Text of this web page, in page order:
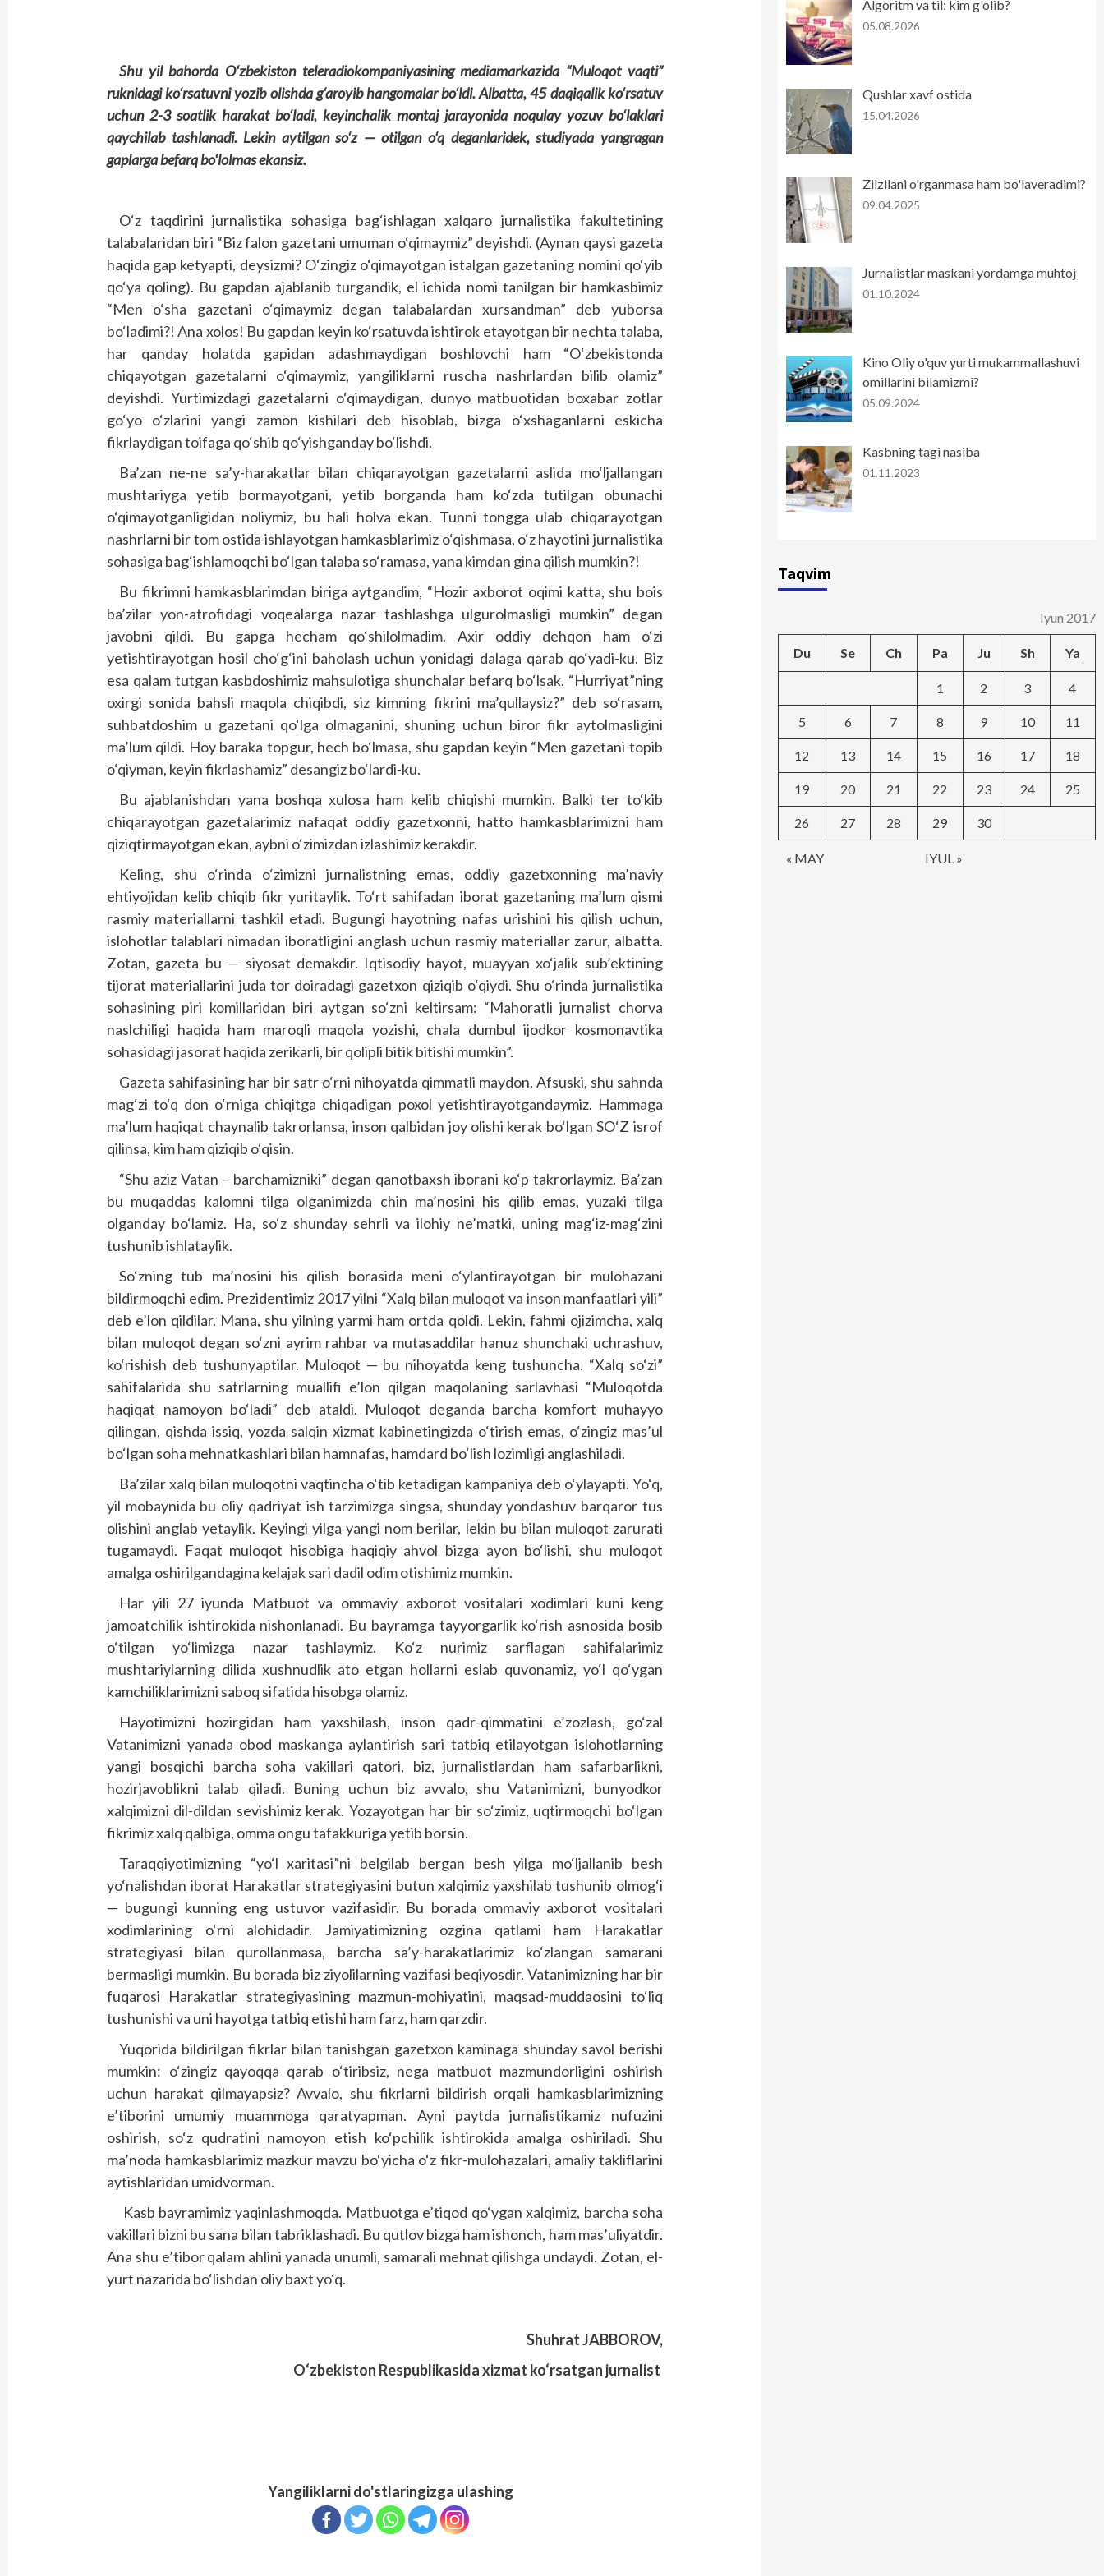
Shu yil bahorda O‘zbekiston teleradiokompaniyasining mediamarkazida “Muloqot vaqti”
ruknidagi ko‘rsatuvni yozib olishda g‘aroyib hangomalar bo‘ldi. Albatta, 45 daqiqalik ko‘rsatuv
uchun 2-3 soatlik harakat bo‘ladi, keyinchalik montaj jarayonida noqulay yozuv bo‘laklari
qaychilab tashlanadi. Lekin aytilgan so‘z — otilgan o‘q deganlaridek, studiyada yangragan
gaplarga befarq bo‘lolmas ekansiz.
O‘z taqdirini jurnalistika sohasiga bag‘ishlagan xalqaro jurnalistika fakultetining
talabalaridan biri “Biz falon gazetani umuman o‘qimaymiz” deyishdi. (Aynan qaysi gazeta
haqida gap ketyapti, deysizmi? O‘zingiz o‘qimayotgan istalgan gazetaning nomini qo‘yib
qo‘ya qoling). Bu gapdan ajablanib turgandik, el ichida nomi tanilgan bir hamkasbimiz
“Men o‘sha gazetani o‘qimaymiz degan talabalardan xursandman” deb yuborsa
bo‘ladimi?! Ana xolos! Bu gapdan keyin ko‘rsatuvda ishtirok etayotgan bir nechta talaba,
har qanday holatda gapidan adashmaydigan boshlovchi ham “O‘zbekistonda
chiqayotgan gazetalarni o‘qimaymiz, yangiliklarni ruscha nashrlardan bilib olamiz”
deyishdi. Yurtimizdagi gazetalarni o‘qimaydigan, dunyo matbuotidan boxabar zotlar
go‘yo o‘zlarini yangi zamon kishilari deb hisoblab, bizga o‘xshaganlarni eskicha
fikrlaydigan toifaga qo‘shib qo‘yishganday bo‘lishdi.
Ba’zan ne-ne sa’y-harakatlar bilan chiqarayotgan gazetalarni aslida mo‘ljallangan
mushtariyga yetib bormayotgani, yetib borganda ham ko‘zda tutilgan obunachi
o‘qimayotganligidan noliymiz, bu hali holva ekan. Tunni tongga ulab chiqarayotgan
nashrlarni bir tom ostida ishlayotgan hamkasblarimiz o‘qishmasa, o‘z hayotini jurnalistika
sohasiga bag‘ishlamoqchi bo‘lgan talaba so‘ramasa, yana kimdan gina qilish mumkin?!
Bu fikrimni hamkasblarimdan biriga aytgandim, “Hozir axborot oqimi katta, shu bois
ba’zilar yon-atrofidagi voqealarga nazar tashlashga ulgurolmasligi mumkin” degan
javobni qildi. Bu gapga hecham qo‘shilolmadim. Axir oddiy dehqon ham o‘zi
yetishtirayotgan hosil cho‘g‘ini baholash uchun yonidagi dalaga qarab qo‘yadi-ku. Biz
esa qalam tutgan kasbdoshimiz mahsulotiga shunchalar befarq bo‘lsak. “Hurriyat”ning
oxirgi sonida bahsli maqola chiqibdi, siz kimning fikrini ma’qullaysiz?” deb so‘rasam,
suhbatdoshim u gazetani qo‘lga olmaganini, shuning uchun biror fikr aytolmasligini
ma’lum qildi. Hoy baraka topgur, hech bo‘lmasa, shu gapdan keyin “Men gazetani topib
o‘qiyman, keyin fikrlashamiz” desangiz bo‘lardi-ku.
Bu ajablanishdan yana boshqa xulosa ham kelib chiqishi mumkin. Balki ter to‘kib
chiqarayotgan gazetalarimiz nafaqat oddiy gazetxonni, hatto hamkasblarimizni ham
qiziqtirmayotgan ekan, aybni o‘zimizdan izlashimiz kerakdir.
Keling, shu o‘rinda o‘zimizni jurnalistning emas, oddiy gazetxonning ma’naviy
ehtiyojidan kelib chiqib fikr yuritaylik. To‘rt sahifadan iborat gazetaning ma’lum qismi
rasmiy materiallarni tashkil etadi. Bugungi hayotning nafas urishini his qilish uchun,
islohotlar talablari nimadan iboratligini anglash uchun rasmiy materiallar zarur, albatta.
Zotan, gazeta bu — siyosat demakdir. Iqtisodiy hayot, muayyan xo‘jalik sub’ektining
tijorat materiallarini juda tor doiradagi gazetxon qiziqib o‘qiydi. Shu o‘rinda jurnalistika
sohasining piri komillaridan biri aytgan so‘zni keltirsam: “Mahoratli jurnalist chorva
naslchiligi haqida ham maroqli maqola yozishi, chala dumbul ijodkor kosmonavtika
sohasidagi jasorat haqida zerikarli, bir qolipli bitik bitishi mumkin”.
Gazeta sahifasining har bir satr o‘rni nihoyatda qimmatli maydon. Afsuski, shu sahnda
mag‘zi to‘q don o‘rniga chiqitga chiqadigan poxol yetishtirayotgandaymiz. Hammaga
ma’lum haqiqat chaynalib takrorlansa, inson qalbidan joy olishi kerak bo‘lgan SO‘Z isrof
qilinsa, kim ham qiziqib o‘qisin.
“Shu aziz Vatan – barchamizniki” degan qanotbaxsh iborani ko‘p takrorlaymiz. Ba’zan
bu muqaddas kalomni tilga olganimizda chin ma’nosini his qilib emas, yuzaki tilga
olganday bo‘lamiz. Ha, so‘z shunday sehrli va ilohiy ne’matki, uning mag‘iz-mag‘zini
tushunib ishlataylik.
So‘zning tub ma’nosini his qilish borasida meni o‘ylantirayotgan bir mulohazani
bildirmoqchi edim. Prezidentimiz 2017 yilni “Xalq bilan muloqot va inson manfaatlari yili”
deb e’lon qildilar. Mana, shu yilning yarmi ham ortda qoldi. Lekin, fahmi ojizimcha, xalq
bilan muloqot degan so‘zni ayrim rahbar va mutasaddilar hanuz shunchaki uchrashuv,
ko‘rishish deb tushunyaptilar. Muloqot — bu nihoyatda keng tushuncha. “Xalq so‘zi”
sahifalarida shu satrlarning muallifi e’lon qilgan maqolaning sarlavhasi “Muloqotda
haqiqat namoyon bo‘ladi” deb ataldi. Muloqot deganda barcha komfort muhayyo
qilingan, qishda issiq, yozda salqin xizmat kabinetingizda o‘tirish emas, o‘zingiz mas’ul
bo‘lgan soha mehnatkashlari bilan hamnafas, hamdard bo‘lish lozimligi anglashiladi.
Ba’zilar xalq bilan muloqotni vaqtincha o‘tib ketadigan kampaniya deb o‘ylayapti. Yo‘q,
yil mobaynida bu oliy qadriyat ish tarzimizga singsa, shunday yondashuv barqaror tus
olishini anglab yetaylik. Keyingi yilga yangi nom berilar, lekin bu bilan muloqot zarurati
tugamaydi. Faqat muloqot hisobiga haqiqiy ahvol bizga ayon bo‘lishi, shu muloqot
amalga oshirilgandagina kelajak sari dadil odim otishimiz mumkin.
Har yili 27 iyunda Matbuot va ommaviy axborot vositalari xodimlari kuni keng
jamoatchilik ishtirokida nishonlanadi. Bu bayramga tayyorgarlik ko‘rish asnosida bosib
o‘tilgan yo‘limizga nazar tashlaymiz. Ko‘z nurimiz sarflagan sahifalarimiz
mushtariylarning dilida xushnudlik ato etgan hollarni eslab quvonamiz, yo‘l qo‘ygan
kamchiliklarimizni saboq sifatida hisobga olamiz.
Hayotimizni hozirgidan ham yaxshilash, inson qadr-qimmatini e’zozlash, go‘zal
Vatanimizni yanada obod maskanga aylantirish sari tatbiq etilayotgan islohotlarning
yangi bosqichi barcha soha vakillari qatori, biz, jurnalistlardan ham safarbarlikni,
hozirjavoblikni talab qiladi. Buning uchun biz avvalo, shu Vatanimizni, bunyodkor
xalqimizni dil-dildan sevishimiz kerak. Yozayotgan har bir so‘zimiz, uqtirmoqchi bo‘lgan
fikrimiz xalq qalbiga, omma ongu tafakkuriga yetib borsin.
Taraqqiyotimizning “yo‘l xaritasi”ni belgilab bergan besh yilga mo‘ljallanib besh
yo‘nalishdan iborat Harakatlar strategiyasini butun xalqimiz yaxshilab tushunib olmog‘i
— bugungi kunning eng ustuvor vazifasidir. Bu borada ommaviy axborot vositalari
xodimlarining o‘rni alohidadir. Jamiyatimizning ozgina qatlami ham Harakatlar
strategiyasi bilan qurollanmasa, barcha sa’y-harakatlarimiz ko‘zlangan samarani
bermasligi mumkin. Bu borada biz ziyolilarning vazifasi beqiyosdir. Vatanimizning har bir
fuqarosi Harakatlar strategiyasining mazmun-mohiyatini, maqsad-muddaosini to‘liq
tushunishi va uni hayotga tatbiq etishi ham farz, ham qarzdir.
Yuqorida bildirilgan fikrlar bilan tanishgan gazetxon kaminaga shunday savol berishi
mumkin: o‘zingiz qayoqqa qarab o‘tiribsiz, nega matbuot mazmundorligini oshirish
uchun harakat qilmayapsiz? Avvalo, shu fikrlarni bildirish orqali hamkasblarimizning
e’tiborini umumiy muammoga qaratyapman. Ayni paytda jurnalistikamiz nufuzini
oshirish, so‘z qudratini namoyon etish ko‘pchilik ishtirokida amalga oshiriladi. Shu
ma’noda hamkasblarimiz mazkur mavzu bo‘yicha o‘z fikr-mulohazalari, amaliy takliflarini
aytishlaridan umidvorman.
Kasb bayramimiz yaqinlashmoqda. Matbuotga e’tiqod qo‘ygan xalqimiz, barcha soha
vakillari bizni bu sana bilan tabriklashadi. Bu qutlov bizga ham ishonch, ham mas’uliyatdir.
Ana shu e’tibor qalam ahlini yanada unumli, samarali mehnat qilishga undaydi. Zotan, el-
yurt nazarida bo‘lishdan oliy baxt yo‘q.
Shuhrat JABBOROV,
O‘zbekiston Respublikasida xizmat ko‘rsatgan jurnalist
Yangiliklarni do'stlaringizga ulashing
Algoritm va til: kim g'olib?
05.08.2026
Qushlar xavf ostida
15.04.2026
Zilzilani o'rganmasa ham bo'laveradimi?
09.04.2025
Jurnalistlar maskani yordamga muhtoj
01.10.2024
Kino Oliy o'quv yurti mukammallashuvi
omillarini bilamizmi?
05.09.2024
Kasbning tagi nasiba
01.11.2023
Taqvim
Iyun 2017
Du Se Ch Pa Ju Sh Ya
« MAY IYUL »
1 2 3 4
5 6 7 8 9 10 11
12 13 14 15 16 17 18
19 20 21 22 23 24 25
26 27 28 29 30